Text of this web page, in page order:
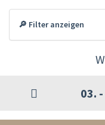
🔎 Filter anzeigen
03.